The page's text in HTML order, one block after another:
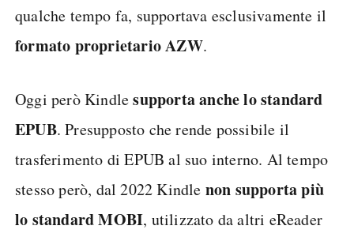
qualche tempo fa, supportava esclusivamente il
formato proprietario AZW.
Oggi però Kindlesupporta anche lo standard
EPUB. Presupposto che rende possibile il
trasferimento di EPUB al suo interno. Al tempo
stesso però, dal 2022 Kindle non supporta più
lo standard MOBI, utilizzato da altri eReader